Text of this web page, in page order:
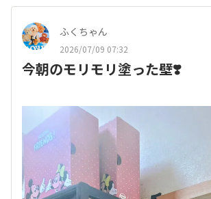
ふくちゃん
2026/07/09 07:32
今朝のモリモリ塗った壁❣️